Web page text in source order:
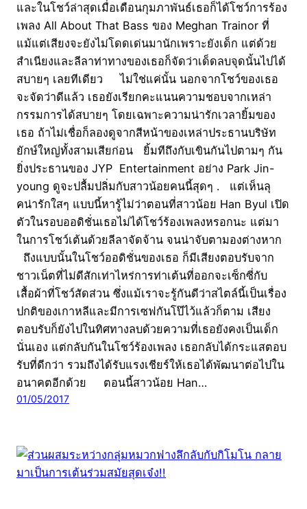
และในโชว์ล่าสุดเมื่อเดือนกุมภาพันธ์เธอก็ได้โชว์การร้อง
เพลง All About That Bass ของ Meghan Trainor ที่
แม้แต่เสียงจะยังไม่โดดเด่นมานักเพราะยังเด็ก แต่ด้วย
สำเนียงและลีลาท่าทางของเธอก็จัดว่าเด็ดลบจุดนั้นไปได้
สบายๆ เลยทีเดียว ไม่ใช่แค่นั้น นอกจากโชว์ของเธอ
จะจัดว่าดีแล้ว เธอยังเรียกคะแนนความชอบจากเหล่า
กรรมการได้สบายๆ โดยเฉพาะความน่ารักเวลายิ้มของ
เธอ ถ้าไม่เชื่อก็ลองดูจากสีหน้าของเหล่าประธานบริษัท
ยักษ์ใหญ่ทั้งสามเสียก่อน ยิ้มทีถึงกับเขินกันไปตามๆ กัน
ยิ่งประธานของ JYP Entertainment อย่าง Park Jin-
young ดูจะปลื้มปลิ่มกับสาวน้อยคนนี้สุดๆ . แต่เห็นลุ
คน่ารักใสๆ แบบนี้หารู้ไม่ว่าตอนที่สาวน้อย Han Byul เปิด
ตัวในรอบออดิชั่นเธอไม่ได้โชว์ร้องเพลงหรอกนะ แต่มา
ในการโชว์เต้นด้วยลีลาจัดจ้าน จนน่าจับตามองต่างหาก
ถึงแบบนั้นในโชว์ออดิชั่นของเธอ ก็มีเสียงตอบรับจาก
ชาวเน็ตที่ไม่ดีสักเท่าไหร่การท่าเต้นที่ออกจะเซ็กซี่กับ
เสื้อผ้าที่โชว์สัดส่วน ซึ่งแม้เราจะรู้กันดีว่าสไตล์นี้เป็นเรื่อง
ปกติของเกาหลีและมีการเซฟกันโป๊ไว้แล้วก็ตาม เสียง
ตอบรับก็ยังไปในทิศทางลบด้วยความที่เธอยังคงเป็นเด็ก
นั่นเอง แต่กลับกันในโชว์ร้องเพลง เธอกลับได้กระแสตอบ
รับที่ดีกว่า รวมถึงได้รับแรงเชียร์ให้เธอได้พัฒนาต่อไปใน
อนาคตอีกด้วย ตอนนี้สาวน้อย Han…
01/05/2017